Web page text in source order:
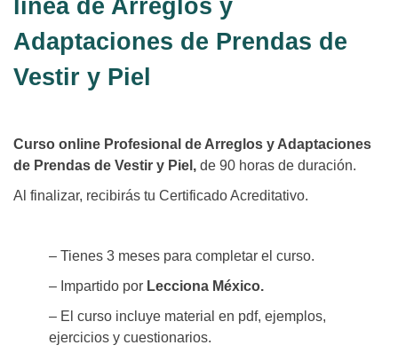
línea de Arreglos y
Adaptaciones de Prendas de
Vestir y Piel
Curso online Profesional de Arreglos y Adaptaciones
de Prendas de Vestir y Piel, de 90 horas de duración.
Al finalizar, recibirás tu Certificado Acreditativo.
– Tienes 3 meses para completar el curso.
– Impartido por Lecciona México.
– El curso incluye material en pdf, ejemplos,
ejercicios y cuestionarios.